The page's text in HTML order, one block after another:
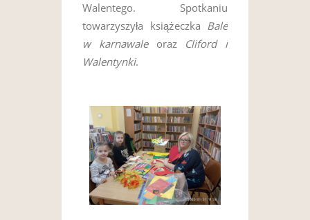
Walentego. Spotkaniu
towarzyszyła książeczka Bale
w karnawaleoraz Cliford i
Walentynki.